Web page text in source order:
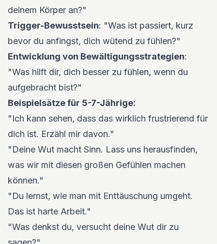
deinem Körper an?"
Trigger-Bewusstsein: "Was ist passiert, kurz
bevor du anfingst, dich wütend zu fühlen?"
Entwicklung von Bewältigungsstrategien:
"Was hilft dir, dich besser zu fühlen, wenn du
aufgebracht bist?"
Beispielsätze für 5-7-Jährige:
"Ich kann sehen, dass das wirklich frustrierend für
dich ist. Erzähl mir davon."
"Deine Wut macht Sinn. Lass uns herausfinden,
was wir mit diesen großen Gefühlen machen
können."
"Du lernst, wie man mit Enttäuschung umgeht.
Das ist harte Arbeit."
"Was denkst du, versucht deine Wut dir zu